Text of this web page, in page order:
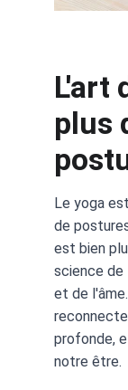
L'art
plus
Le yoga
de
est bien
science de
et de
profonde,
notre être.